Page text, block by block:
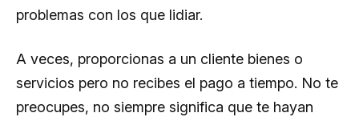
problemas con los que lidiar.
A veces, proporcionas a un cliente bienes o
servicios pero no recibes el pago a tiempo. No te
preocupes, no siempre significa que te hayan